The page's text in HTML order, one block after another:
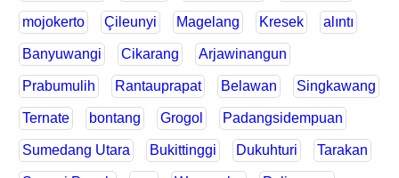
mojokerto Çileunyi Magelang Kresek alıntı
Banyuwangi Cikarang Arjawinangun
Prabumulih Rantauprapat Belawan Singkawang
Ternate bontang Grogol Padangsidempuan
Sumedang Utara Bukittinggi Dukuhturi Tarakan